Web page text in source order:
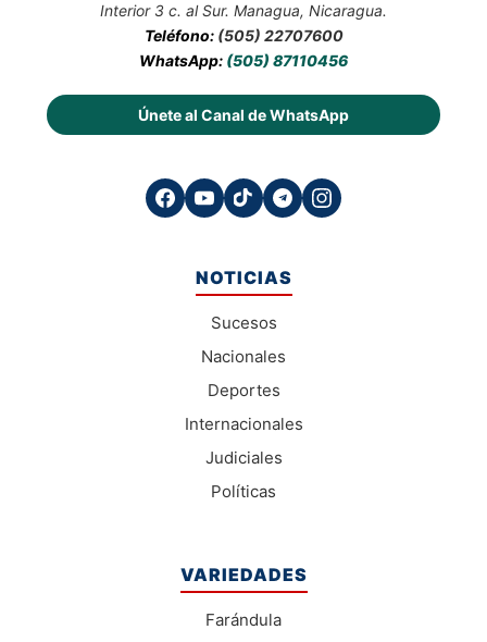
Interior 3 c. al Sur. Managua, Nicaragua.
Teléfono: (505) 22707600
WhatsApp: (505) 87110456
Únete al Canal de WhatsApp
NOTICIAS
Sucesos
Nacionales
Deportes
Internacionales
Judiciales
Políticas
VARIEDADES
Farándula